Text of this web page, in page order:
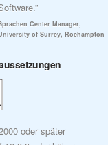
Center Manager,
of Surrey, Roehampton
oder später